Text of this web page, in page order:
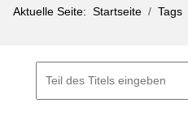
Aktuelle Seite: Startseite Tags